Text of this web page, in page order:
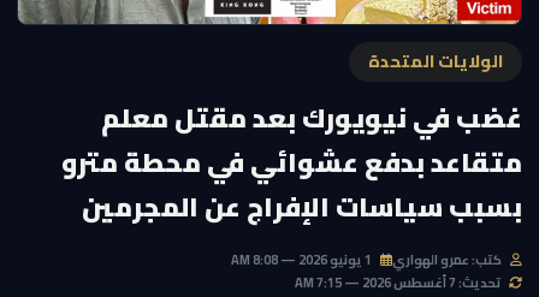
الولايات المتحدة
غضب في نيويورك بعد مقتل معلم
متقاعد بدفع عشوائي في محطة مترو
بسبب سياسات الإفراج عن المجرمين
كتب: عمرو الهواري
تحديث: 7 أغسطس 2026 — 7:15 AM